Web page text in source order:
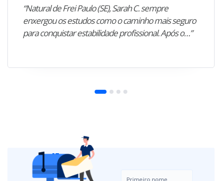
“Natural de Frei Paulo (SE), Sarah C. sempre
enxergou os estudos como o caminho mais seguro
para conquistar estabilidade profissional. Após o…”